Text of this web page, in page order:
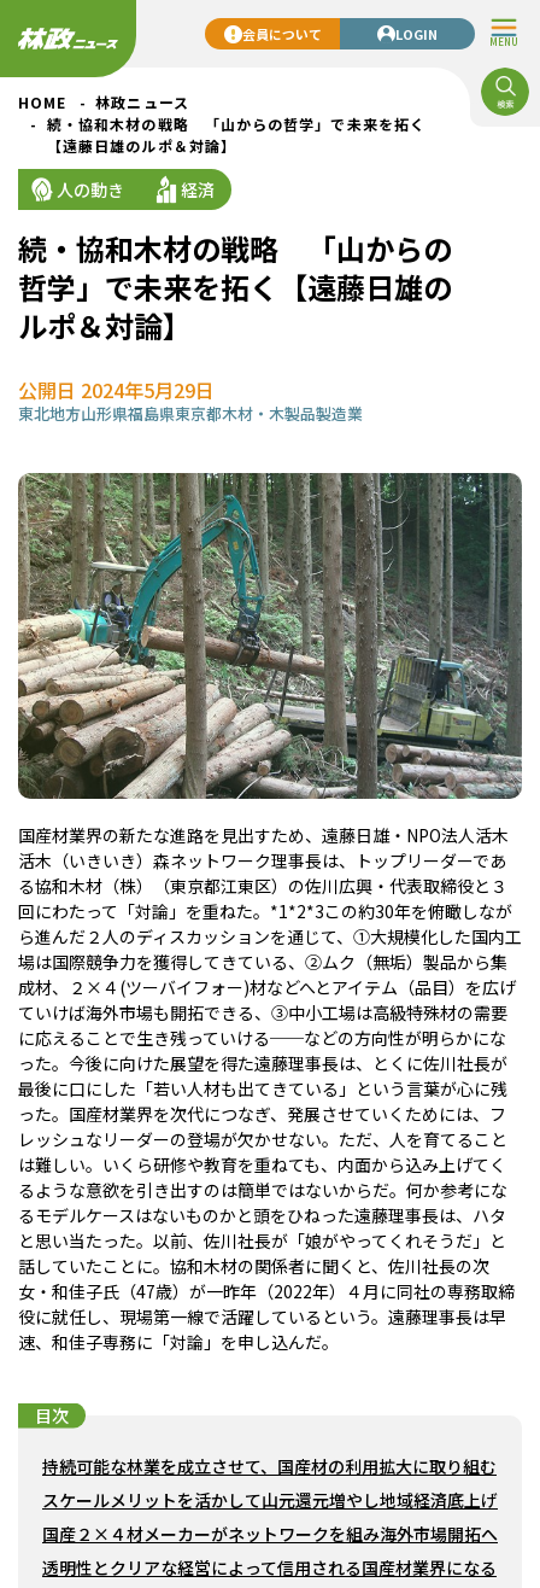
MENU
会員について LOGIN
HOME
林政ニュース
続・協和木材の戦略 「山からの哲学」で未来を拓く
【遠藤日雄のルポ＆対論】
人の動き 経済
続・協和木材の戦略 「山からの
哲学」で未来を拓く【遠藤日雄の
ルポ＆対論】
公開日 2024年5月29日
東北地方山形県福島県東京都木材・木製品製造業
国産材業界の新たな進路を見出すため、遠藤日雄・NPO法人活木
活木（いきいき）森ネットワーク理事長は、トップリーダーであ
る協和木材（株）（東京都江東区）の佐川広興・代表取締役と３
回にわたって「対論」を重ねた。 *1*2*3この約30年を俯瞰しなが
ら進んだ２人のディスカッションを通じて、①大規模化した国内工
場は国際競争力を獲得してきている、②ムク（無垢）製品から集
成材、２×４(ツーバイフォー)材などへとアイテム（品目）を広げ
ていけば海外市場も開拓できる、③中小工場は高級特殊材の需要
に応えることで生き残っていける──などの方向性が明らかにな
った。今後に向けた展望を得た遠藤理事長は、とくに佐川社長が
最後に口にした「若い人材も出てきている」という言葉が心に残
った。国産材業界を次代につなぎ、発展させていくためには、フ
レッシュなリーダーの登場が欠かせない。ただ、人を育てること
は難しい。いくら研修や教育を重ねても、内面から込み上げてく
るような意欲を引き出すのは簡単ではないからだ。何か参考にな
るモデルケースはないものかと頭をひねった遠藤理事長は、ハタ
と思い当たった。以前、佐川社長が「娘がやってくれそうだ」と
話していたことに。協和木材の関係者に聞くと、佐川社長の次
女・和佳子氏（47歳）が一昨年（2022年）４月に同社の専務取締
役に就任し、現場第一線で活躍しているという。遠藤理事長は早
速、和佳子専務に「対論」を申し込んだ。
目次
持続可能な林業を成立させて、国産材の利用拡大に取り組む
スケールメリットを活かして山元還元増やし地域経済底上げ
国産２×４材メーカーがネットワークを組み海外市場開拓へ
透明性とクリアな経営によって信用される国産材業界になる